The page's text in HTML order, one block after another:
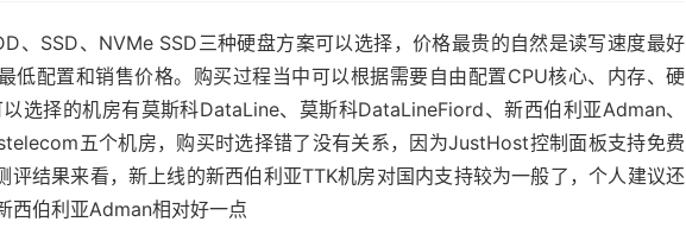
、SSD、NVMe SSD三种硬盘方案可以选择，价格最贵的自然是读写速度最好
低配置和销售价格。购买过程当中可以根据需要自由配置CPU核心、内存、硬
选择的机房有莫斯科DataLine、莫斯科DataLineFiord、新西伯利亚Adman、
五个机房，购买时选择错了没有关系，因为JustHost控制面板支持免费
评结果来看，新上线的新西伯利亚TTK机房对国内支持较为一般了，个人建议还
西伯利亚Adman相对好一点